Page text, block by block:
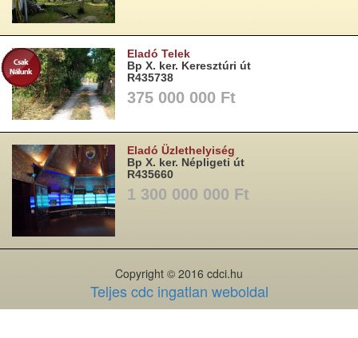
Eladó Telek
Bp X. ker. Keresztúri út
R435738
375 000 000 Ft
Eladó Üzlethelyiség
Bp X. ker. Népligeti út
R435660
1 300 000 000 Ft
Copyright © 2016 cdci.hu
Teljes cdc ingatlan weboldal